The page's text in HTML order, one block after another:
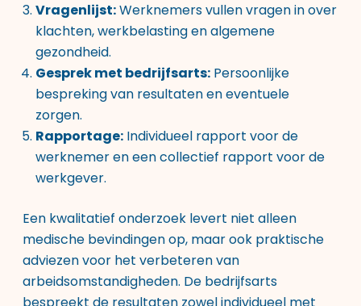
Vragenlijst:Werknemers vullen vragen in over
klachten, werkbelasting en algemene
gezondheid.
Gesprek met bedrijfsarts: Persoonlijke
bespreking van resultaten en eventuele
zorgen.
Rapportage: Individueel rapport voor de
werknemer en een collectief rapport voor de
werkgever.
Een kwalitatief onderzoek levert niet alleen
medische bevindingen op, maar ook praktische
adviezen voor het verbeteren van
arbeidsomstandigheden. De bedrijfsarts